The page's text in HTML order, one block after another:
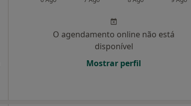
O agendamento online não está
disponível
Mostrar perfil